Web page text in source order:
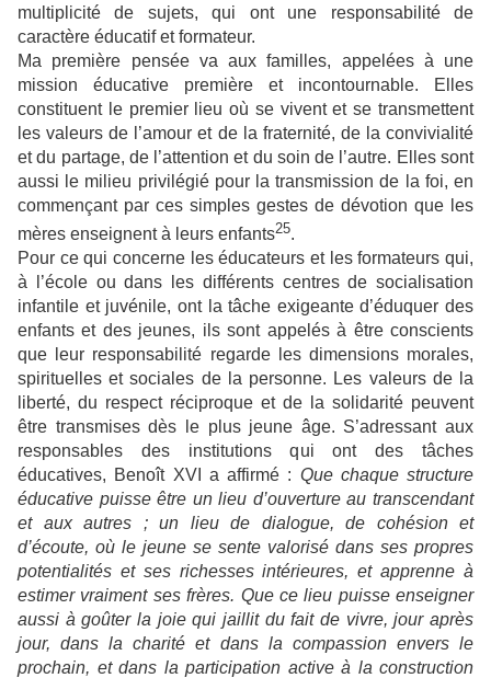
multiplicité de sujets, qui ont une responsabilité de
caractère éducatif et formateur.
Ma première pensée va aux familles, appelées à une
mission éducative première et incontournable. Elles
constituent le premier lieu où se vivent et se transmettent
les valeurs de l’amour et de la fraternité, de la convivialité
et du partage, de l’attention et du soin de l’autre. Elles sont
aussi le milieu privilégié pour la transmission de la foi, en
commençant par ces simples gestes de dévotion que les
mères enseignent à leurs enfants25.
Pour ce qui concerne les éducateurs et les formateurs qui,
à l’école ou dans les différents centres de socialisation
infantile et juvénile, ont la tâche exigeante d’éduquer des
enfants et des jeunes, ils sont appelés à être conscients
que leur responsabilité regarde les dimensions morales,
spirituelles et sociales de la personne. Les valeurs de la
liberté, du respect réciproque et de la solidarité peuvent
être transmises dès le plus jeune âge. S’adressant aux
responsables des institutions qui ont des tâches
éducatives, Benoît XVI a affirmé : Que chaque structure
éducative puisse être un lieu d’ouverture au transcendant
et aux autres ; un lieu de dialogue, de cohésion et
d’écoute, où le jeune se sente valorisé dans ses propres
potentialités et ses richesses intérieures, et apprenne à
estimer vraiment ses frères. Que ce lieu puisse enseigner
aussi à goûter la joie qui jaillit du fait de vivre, jour après
jour, dans la charité et dans la compassion envers le
prochain, et dans la participation active à la construction